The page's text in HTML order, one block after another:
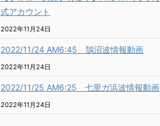
式アカウント
2022年11月24日
2022/11/24 AM6:45 鵠沼波情報動画
2022年11月24日
2022/11/25 AM6:25 七里ガ浜波情報動画
2022年11月24日